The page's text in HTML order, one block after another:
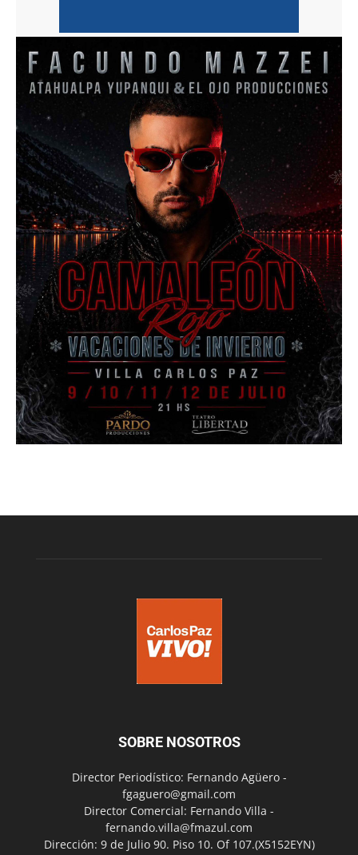
SOBRE NOSOTROS
Director Periodístico: Fernando Agüero -
fgaguero@gmail.com
Director Comercial: Fernando Villa -
fernando.villa@fmazul.com
Dirección: 9 de Julio 90. Piso 10. Of 107.(X5152EYN)